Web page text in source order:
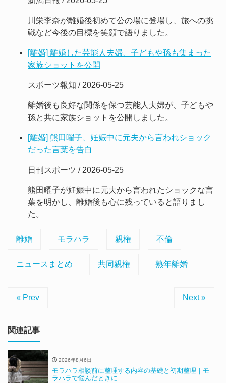
川栄李奈が離婚後初めて公の場に登場し、旅への挑
戦など今後の目標を笑顔で語りました。
[離婚] 離婚した芸能人夫婦、子どもや孫も集まった
家族ショットを公開
スポーツ報知 / 2026-05-25
離婚後も良好な関係を保つ芸能人夫婦が、子どもや
孫と共に家族ショットを公開しました。
[離婚] 熊田曜子、妊娠中に元夫から言われショック
だった言葉を告白
日刊スポーツ / 2026-05-25
熊田曜子が妊娠中に元夫から言われたショックな言
葉を明かし、離婚後も心に残っていると語りまし
た。
離婚 モラハラ 親権 不倫
ニュースまとめ 共同親権 熟年離婚
« Prev Next »
関連記事
2026年8月6日
モラハラ相談前に整理する内容の基礎と初期整理｜モ
ラハラで悩んだときに